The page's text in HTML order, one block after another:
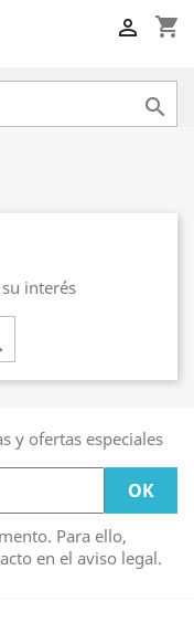
shopping_cart


interés
y ofertas especiales
Para ello,
en el aviso legal.